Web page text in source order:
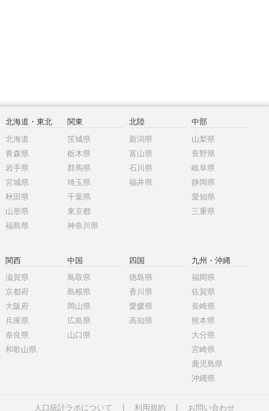
北海道・東北
北海道
青森県
岩手県
宮城県
秋田県
山形県
福島県
関東
茨城県
栃木県
群馬県
埼玉県
千葉県
東京都
神奈川県
北陸
新潟県
富山県
石川県
福井県
中部
山梨県
長野県
岐阜県
静岡県
愛知県
三重県
関西
滋賀県
京都府
大阪府
兵庫県
奈良県
和歌山県
中国
鳥取県
島根県
岡山県
広島県
山口県
四国
徳島県
香川県
愛媛県
高知県
九州・沖縄
福岡県
佐賀県
長崎県
熊本県
大分県
宮崎県
鹿児島県
沖縄県
人口統計ラボについて 利用規約 お問い合わせ